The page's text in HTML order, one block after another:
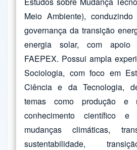
Meio Ambiente),
governança da transição
energia solar, com
FAEPEX. Possui ampla
Sociologia, com foco em
Ciência e da Tecnologia,
temas como produção e
conhecimento científico e
mudanças climáticas,
sustentabilidade,